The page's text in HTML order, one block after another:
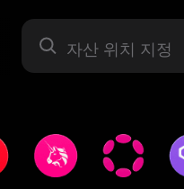
자산 라벨